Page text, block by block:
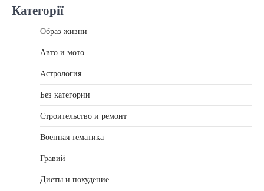
Категорії
Образ жизни
Авто и мото
Астрология
Без категории
Строительство и ремонт
Военная тематика
Гравий
Диеты и похудение